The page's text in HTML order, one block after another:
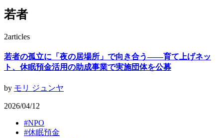
若者
2articles
若者の孤立に「夜の居場所」で向き合う——育て上げネッ
ト、休眠預金活用の助成事業で実施団体を公募
by モリ ジュンヤ
2026/04/12
#NPO
#休眠預金